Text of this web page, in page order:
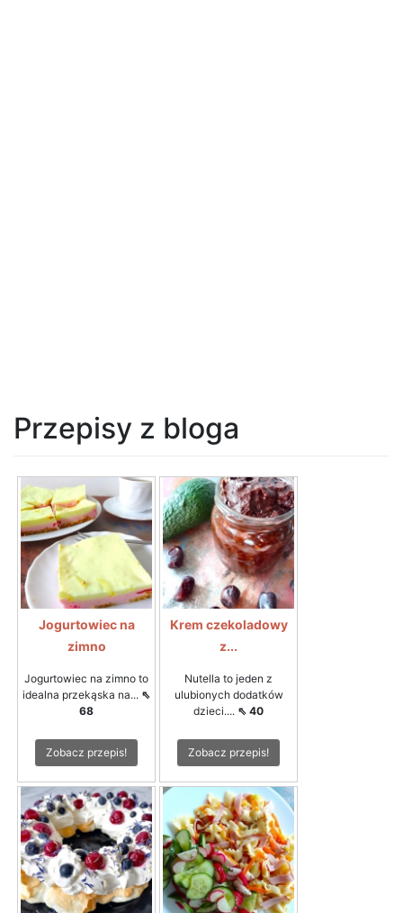
Przepisy z bloga
Jogurtowiec na
zimno
Jogurtowiec na zimno to
idealna przekąska na... ⇖
68
Zobacz przepis!
Krem czekoladowy
z...
Nutella to jeden z
ulubionych dodatków
dzieci.... ⇖ 40
Zobacz przepis!